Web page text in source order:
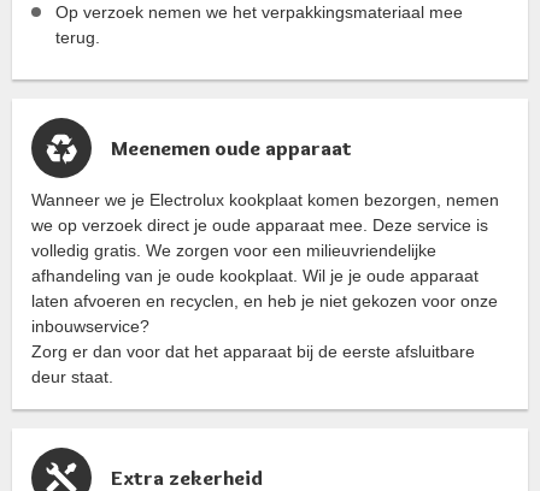
Op verzoek nemen we het verpakkingsmateriaal mee
terug.
Meenemen oude apparaat
Wanneer we je Electrolux kookplaat komen bezorgen, nemen
we op verzoek direct je oude apparaat mee. Deze service is
volledig gratis. We zorgen voor een milieuvriendelijke
afhandeling van je oude kookplaat. Wil je je oude apparaat
laten afvoeren en recyclen, en heb je niet gekozen voor onze
inbouwservice?
Zorg er dan voor dat het apparaat bij de eerste afsluitbare
deur staat.
Extra zekerheid